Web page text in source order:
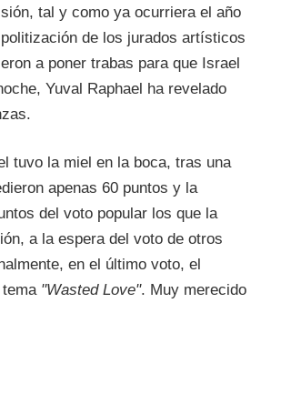
tal y como ya ocurriera el año
de los jurados artísticos
a poner trabas para que Israel
Yuval Raphael ha revelado
tuvo la miel en la boca, tras una
apenas 60 puntos y la
del voto popular los que la
a la espera del voto de otros
en el último voto, el
"Wasted Love". Muy merecido